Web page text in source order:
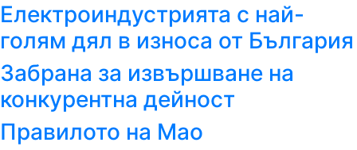
Електроиндустрията с най-
голям дял в износа от България
Забрана за извършване на
конкурентна дейност
Правилото на Мао